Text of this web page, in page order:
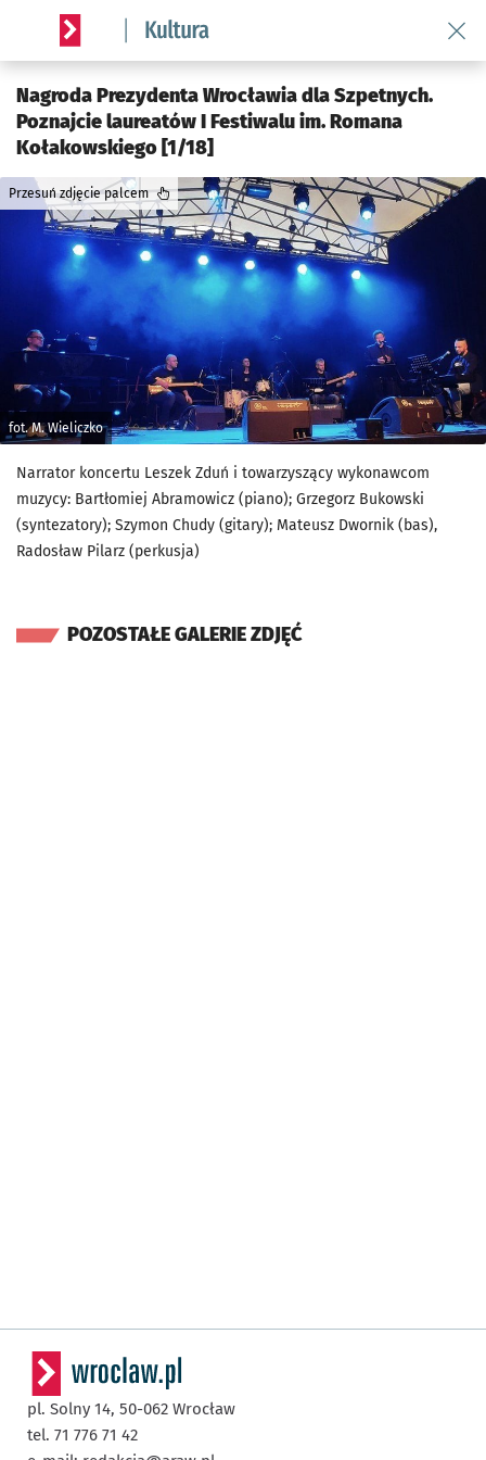
Serwis informacyjny wroclaw.pl podserwis: Kultura
Nagroda Prezydenta Wrocławia dla Szpetnych.
Poznajcie laureatów I Festiwalu im. Romana
Kołakowskiego [1/18]
fot. M. Wieliczko
Przesuń zdjęcie palcem
Narrator koncertu Leszek Zduń i towarzyszący wykonawcom
muzycy: Bartłomiej Abramowicz (piano); Grzegorz Bukowski
(syntezatory); Szymon Chudy (gitary); Mateusz Dwornik (bas),
Radosław Pilarz (perkusja)
POZOSTAŁE GALERIE ZDJĘĆ
pl. Solny 14, 50-062 Wrocław
tel. 71 776 71 42